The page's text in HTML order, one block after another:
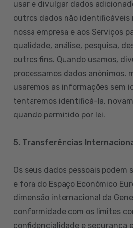
usar e divulgar dados
outros dados não identificáveis
nossa empresa e aos Serviços
qualidade, análise, pesquisa,
outros fins. Quando usamos,
processamos dados anônimos,
usaremos as informações sem
tentaremos identificá-la,
quando permitido por lei.
5. Transferências
Os seus dados pessoais
e fora do Espaço Económico
dimensão internacional da
conformidade com os limites
confidencialidade e segurança